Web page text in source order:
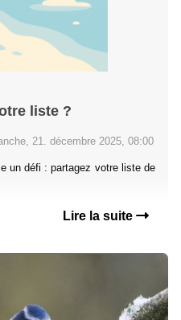
liste ?
21. décembre 2025, 08:00
un défi : partagez votre liste de
Lire la suite